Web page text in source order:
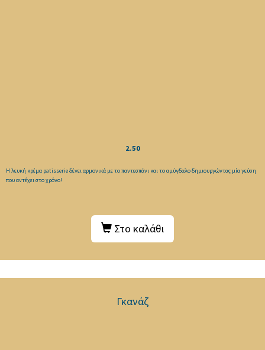
2.50
Η λευκή κρέμα patisserie δένει αρμονικά με το παντεσπάνι και το αμύγδαλο δημιουργώντας μία γεύση
που αντέχει στο χρόνο!
Στο καλάθι
Γκανάζ